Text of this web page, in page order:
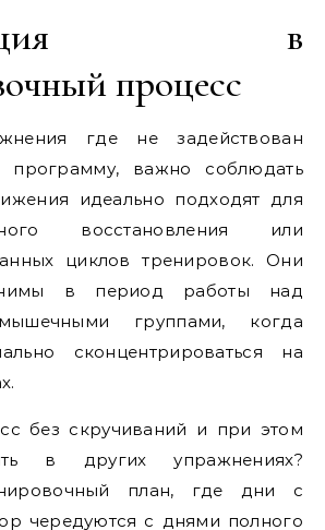
в
процесс
где не задействован
важно соблюдать
идеально подходят для
восстановления или
циклов тренировок. Они
в период работы над
группами, когда
сконцентрироваться на
без скручиваний и при этом
в других упражнениях?
план, где дни с
чередуются с днями полного